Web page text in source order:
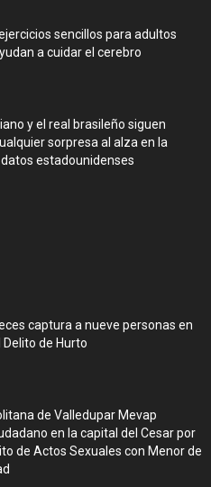
sencillos para adultos
a cuidar el cerebro
y el real brasileño siguen
sorpresa al alza en la
estadounidenses
captura a nueve personas en
Delito de Hurto
de Valledupar Mevap
en la capital del Cesar por
de Actos Sexuales con Menor de